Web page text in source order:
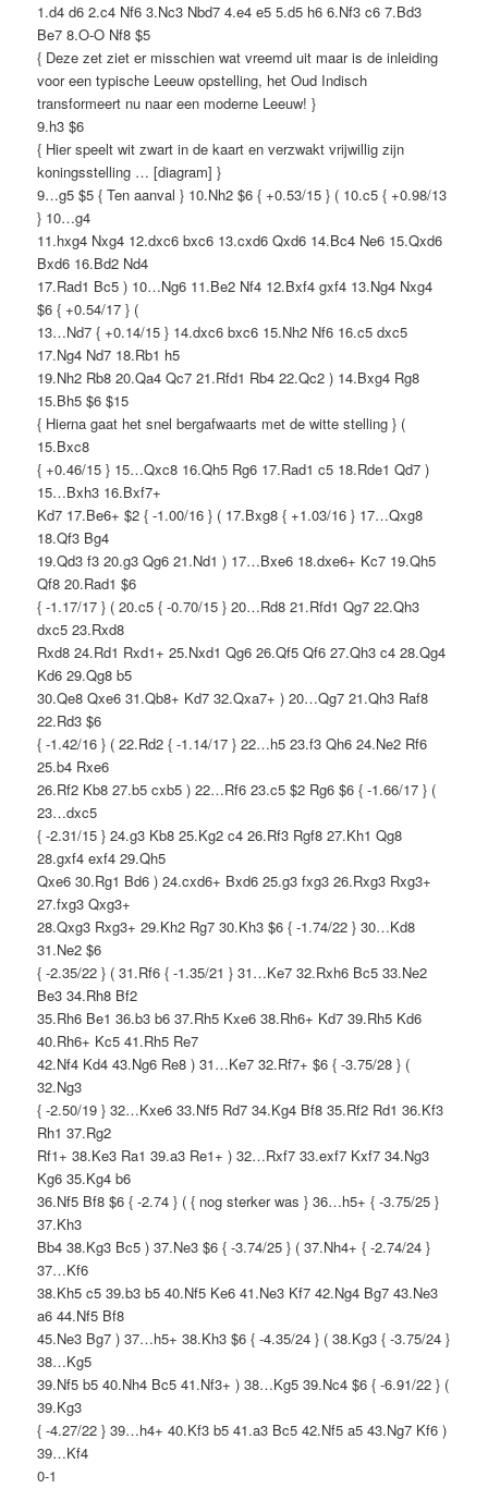
1.d4 d6 2.c4 Nf6 3.Nc3 Nbd7 4.e4 e5 5.d5 h6 6.Nf3 c6 7.Bd3
Be7 8.O-O Nf8 $5
{ Deze zet ziet er misschien wat vreemd uit maar is de inleiding
voor een typische Leeuw opstelling, het Oud Indisch
transformeert nu naar een moderne Leeuw! }
9.h3 $6
{ Hier speelt wit zwart in de kaart en verzwakt vrijwillig zijn
koningsstelling … [diagram] }
9…g5 $5 { Ten aanval } 10.Nh2 $6 { +0.53/15 } ( 10.c5 { +0.98/13
} 10…g4
11.hxg4 Nxg4 12.dxc6 bxc6 13.cxd6 Qxd6 14.Bc4 Ne6 15.Qxd6
Bxd6 16.Bd2 Nd4
17.Rad1 Bc5 ) 10…Ng6 11.Be2 Nf4 12.Bxf4 gxf4 13.Ng4 Nxg4
$6 { +0.54/17 } (
13…Nd7 { +0.14/15 } 14.dxc6 bxc6 15.Nh2 Nf6 16.c5 dxc5
17.Ng4 Nd7 18.Rb1 h5
19.Nh2 Rb8 20.Qa4 Qc7 21.Rfd1 Rb4 22.Qc2 ) 14.Bxg4 Rg8
15.Bh5 $6 $15
{ Hierna gaat het snel bergafwaarts met de witte stelling } (
15.Bxc8
{ +0.46/15 } 15…Qxc8 16.Qh5 Rg6 17.Rad1 c5 18.Rde1 Qd7 )
15…Bxh3 16.Bxf7+
Kd7 17.Be6+ $2 { -1.00/16 } ( 17.Bxg8 { +1.03/16 } 17…Qxg8
18.Qf3 Bg4
19.Qd3 f3 20.g3 Qg6 21.Nd1 ) 17…Bxe6 18.dxe6+ Kc7 19.Qh5
Qf8 20.Rad1 $6
{ -1.17/17 } ( 20.c5 { -0.70/15 } 20…Rd8 21.Rfd1 Qg7 22.Qh3
dxc5 23.Rxd8
Rxd8 24.Rd1 Rxd1+ 25.Nxd1 Qg6 26.Qf5 Qf6 27.Qh3 c4 28.Qg4
Kd6 29.Qg8 b5
30.Qe8 Qxe6 31.Qb8+ Kd7 32.Qxa7+ ) 20…Qg7 21.Qh3 Raf8
22.Rd3 $6
{ -1.42/16 } ( 22.Rd2 { -1.14/17 } 22…h5 23.f3 Qh6 24.Ne2 Rf6
25.b4 Rxe6
26.Rf2 Kb8 27.b5 cxb5 ) 22…Rf6 23.c5 $2 Rg6 $6 { -1.66/17 } (
23…dxc5
{ -2.31/15 } 24.g3 Kb8 25.Kg2 c4 26.Rf3 Rgf8 27.Kh1 Qg8
28.gxf4 exf4 29.Qh5
Qxe6 30.Rg1 Bd6 ) 24.cxd6+ Bxd6 25.g3 fxg3 26.Rxg3 Rxg3+
27.fxg3 Qxg3+
28.Qxg3 Rxg3+ 29.Kh2 Rg7 30.Kh3 $6 { -1.74/22 } 30…Kd8
31.Ne2 $6
{ -2.35/22 } ( 31.Rf6 { -1.35/21 } 31…Ke7 32.Rxh6 Bc5 33.Ne2
Be3 34.Rh8 Bf2
35.Rh6 Be1 36.b3 b6 37.Rh5 Kxe6 38.Rh6+ Kd7 39.Rh5 Kd6
40.Rh6+ Kc5 41.Rh5 Re7
42.Nf4 Kd4 43.Ng6 Re8 ) 31…Ke7 32.Rf7+ $6 { -3.75/28 } (
32.Ng3
{ -2.50/19 } 32…Kxe6 33.Nf5 Rd7 34.Kg4 Bf8 35.Rf2 Rd1 36.Kf3
Rh1 37.Rg2
Rf1+ 38.Ke3 Ra1 39.a3 Re1+ ) 32…Rxf7 33.exf7 Kxf7 34.Ng3
Kg6 35.Kg4 b6
36.Nf5 Bf8 $6 { -2.74 } ( { nog sterker was } 36…h5+ { -3.75/25 }
37.Kh3
Bb4 38.Kg3 Bc5 ) 37.Ne3 $6 { -3.74/25 } ( 37.Nh4+ { -2.74/24 }
37…Kf6
38.Kh5 c5 39.b3 b5 40.Nf5 Ke6 41.Ne3 Kf7 42.Ng4 Bg7 43.Ne3
a6 44.Nf5 Bf8
45.Ne3 Bg7 ) 37…h5+ 38.Kh3 $6 { -4.35/24 } ( 38.Kg3 { -3.75/24 }
38…Kg5
39.Nf5 b5 40.Nh4 Bc5 41.Nf3+ ) 38…Kg5 39.Nc4 $6 { -6.91/22 } (
39.Kg3
{ -4.27/22 } 39…h4+ 40.Kf3 b5 41.a3 Bc5 42.Nf5 a5 43.Ng7 Kf6 )
39…Kf4
0-1